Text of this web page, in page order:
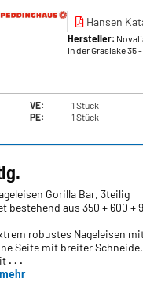
Hansen
Hersteller:
In der Graslake 35-
VE:
1 Stück
PE:
1 Stück
Gorilla Bar, 3teilig
bestehend aus 350 + 600 +
robustes Nageleisen
Seite mit breiter
. . .